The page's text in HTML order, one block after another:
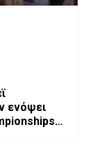
ενόψει